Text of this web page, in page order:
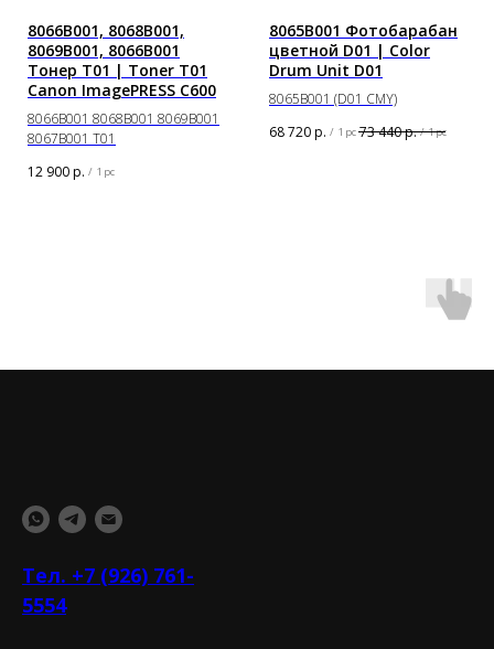
8066B001, 8068B001,
8069B001, 8066B001
Тонер T01 | Toner T01
Canon ImagePRESS С600
8066B001 8068B001 8069B001
8067B001 T01
12 900р. / 1 pc
8065B001 Фотобарабан
цветной D01 | Color
Drum Unit D01
8065B001 (D01 CMY)
68 720р. / 1 pc 73 440р. / 1 pc
Тел. +7 (926) 761-
5554